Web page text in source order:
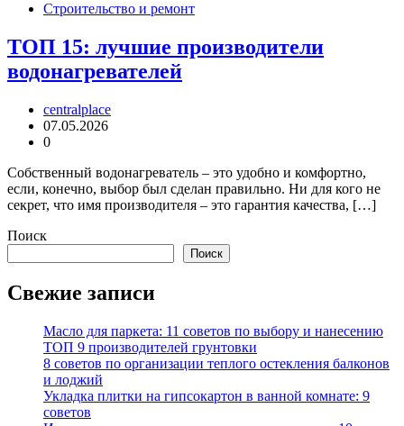
Строительство и ремонт
ТОП 15: лучшие производители
водонагревателей
centralplace
07.05.2026
0
Собственный водонагреватель – это удобно и комфортно,
если, конечно, выбор был сделан правильно. Ни для кого не
секрет, что имя производителя – это гарантия качества, […]
Поиск
Поиск
Свежие записи
Масло для паркета: 11 советов по выбору и нанесению
ТОП 9 производителей грунтовки
8 советов по организации теплого остекления балконов
и лоджий
Укладка плитки на гипсокартон в ванной комнате: 9
советов